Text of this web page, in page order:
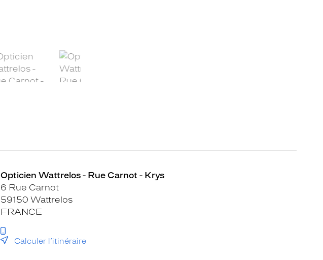
Opticien Wattrelos - Rue Carnot - Krys
6 Rue Carnot
59150 Wattrelos
FRANCE
Calculer l’itinéraire